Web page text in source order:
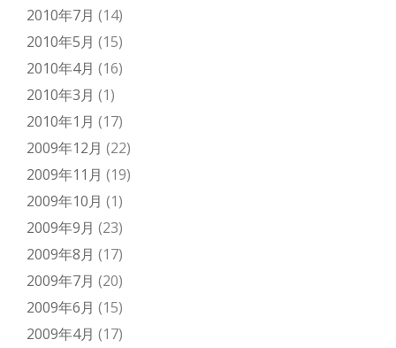
2010年7月 (14)
2010年5月 (15)
2010年4月 (16)
2010年3月 (1)
2010年1月 (17)
2009年12月 (22)
2009年11月 (19)
2009年10月 (1)
2009年9月 (23)
2009年8月 (17)
2009年7月 (20)
2009年6月 (15)
2009年4月 (17)